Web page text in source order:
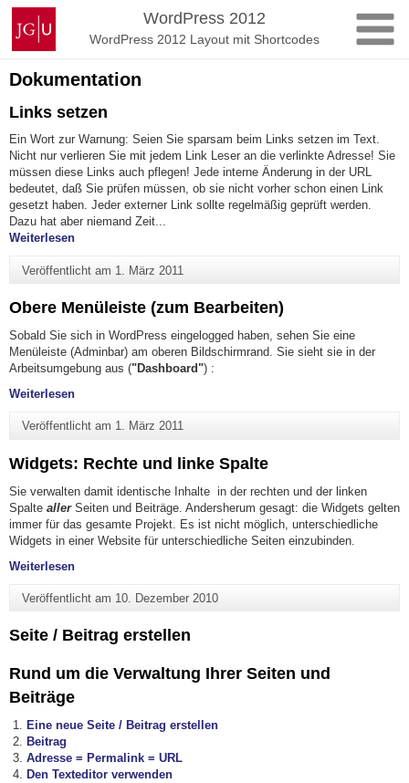
Zum
Inhalt
springen
Johannes
Gutenberg-
Universität
Mainz
WordPress 2012
WordPress 2012 Layout mit Shortcodes
Dokumentation
Links setzen
Ein Wort zur Warnung: Seien Sie sparsam beim Links setzen im Text.
Nicht nur verlieren Sie mit jedem Link Leser an die verlinkte Adresse! Sie
müssen diese Links auch pflegen! Jede interne Änderung in der URL
bedeutet, daß Sie prüfen müssen, ob sie nicht vorher schon einen Link
gesetzt haben. Jeder externer Link sollte regelmäßig geprüft werden.
Dazu hat aber niemand Zeit...
Weiterlesen"Links setzen"
Veröffentlicht am 1. März 2011
Obere Menüleiste (zum Bearbeiten)
Sobald Sie sich in WordPress eingelogged haben, sehen Sie eine
Menüleiste (Adminbar) am oberen Bildschirmrand. Sie sieht sie in der
Arbeitsumgebung aus ("Dashboard") :
Weiterlesen"Obere Menüleiste (zum Bearbeiten)"
Veröffentlicht am 1. März 2011
Widgets: Rechte und linke Spalte
Sie verwalten damit identische Inhalte in der rechten und der linken
Spalte aller Seiten und Beiträge. Andersherum gesagt: die Widgets gelten
immer für das gesamte Projekt. Es ist nicht möglich, unterschiedliche
Widgets in einer Website für unterschiedliche Seiten einzubinden.
Weiterlesen"Widgets: Rechte und linke Spalte"
Veröffentlicht am 10. Dezember 2010
Seite / Beitrag erstellen
Rund um die Verwaltung Ihrer Seiten und
Beiträge
Eine neue Seite / Beitrag erstellen
Beitrag
Adresse = Permalink = URL
Den Texteditor verwenden